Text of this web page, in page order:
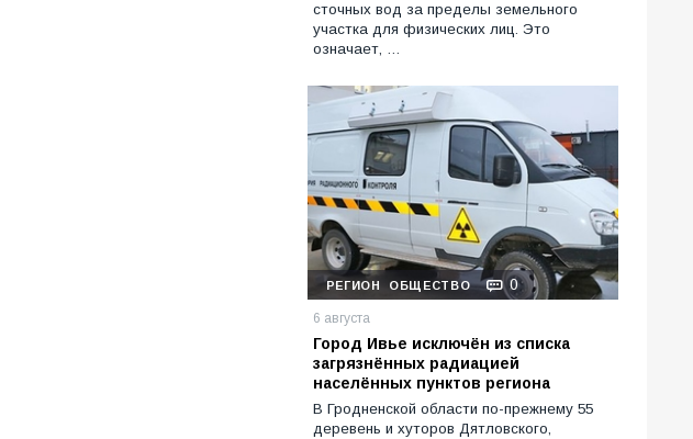
сточных вод за пределы земельного
участка для физических лиц. Это
означает, …
РЕГИОН ОБЩЕСТВО 0
6 августа
Город Ивье исключён из списка
загрязнённых радиацией
населённых пунктов региона
В Гродненской области по-прежнему 55
деревень и хуторов Дятловского,